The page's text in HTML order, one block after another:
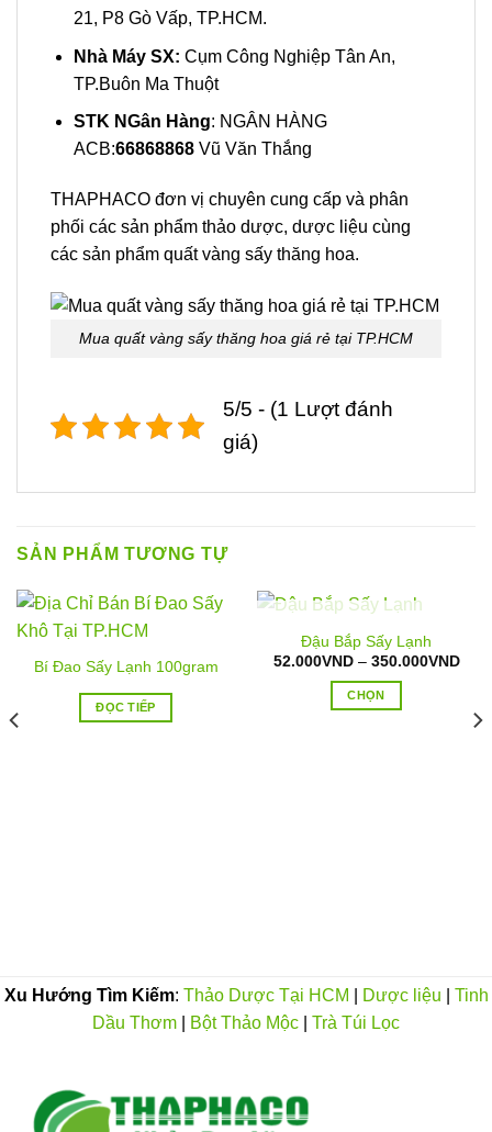
21, P8 Gò Vấp, TP.HCM.
Nhà Máy SX: Cụm Công Nghiệp Tân An,
TP.Buôn Ma Thuột
STK NGân Hàng: NGÂN HÀNG
ACB:66868868Vũ Văn Thắng
THAPHACO đơn vị chuyên cung cấp và phân
phối các sản phẩm thảo dược, dược liệu cùng
các sản phẩm quất vàng sấy thăng hoa.
Mua quất vàng sấy thăng hoa giá rẻ tại TP.HCM
5/5 - (1 Lượt đánh
giá)
SẢN PHẨM TƯƠNG TỰ
Bí Đao Sấy Lạnh 100gram
ĐỌC TIẾP
HẾT HÀNG
Đậu Bắp Sấy Lạnh
52.000VND – 350.000VND
đến
CHỌN
được
chọn
Xu Hướng Tìm Kiếm: Thảo Dược Tại HCM Dược liệu
Tinh
Dầu Thơm
Bột Thảo Mộc Trà Túi Lọc